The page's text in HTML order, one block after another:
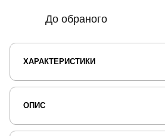
До обраного
ХАРАКТЕРИСТИКИ
ОПИС